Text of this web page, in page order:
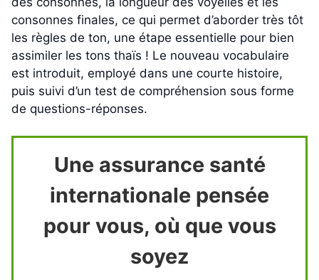
consonnes finales, ce qui permet d’aborder très tôt
les règles de ton, une étape essentielle pour bien
assimiler les tons thaïs ! Le nouveau vocabulaire
est introduit, employé dans une courte histoire,
puis suivi d’un test de compréhension sous forme
de questions-réponses.
Une assurance santé
internationale pensée
pour vous, où que vous
soyez